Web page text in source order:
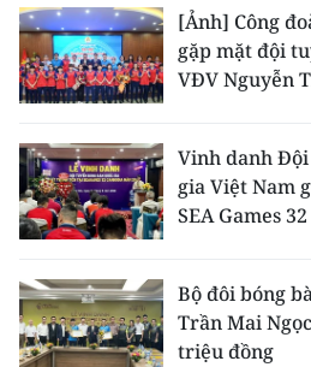
[Ảnh] Công
gặp mặt đội
VĐV Nguyễn
Vinh danh
gia Việt Nam
SEA Games 32
Bộ đôi bóng
Trần Mai
triệu đồng